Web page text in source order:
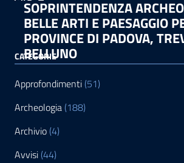
SOPRINTENDENZA
BELLE ARTI E PAESAGGIO
PROVINCE DI PADOVA,
BELLUNO
CATEGORIE
Approfondimenti (51)
Archeologia (188)
Archivio (4)
Avvisi (44)